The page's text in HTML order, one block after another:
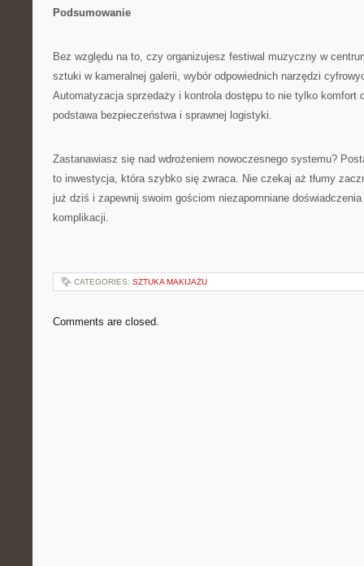
Podsumowanie
Bez względu na to, czy organizujesz festiwal muzyczny w
sztuki w kameralnej galerii, wybór odpowiednich narzędzi
Automatyzacja sprzedaży i kontrola dostępu to nie tylko komfort
podstawa bezpieczeństwa i sprawnej logistyki.
Zastanawiasz się nad wdrożeniem nowoczesnego systemu?
to inwestycja, która szybko się zwraca. Nie czekaj aż tłumy
już dziś i zapewnij swoim gościom niezapomniane
komplikacji.
CATEGORIES: SZTUKA MAKIJAŻU
Comments are closed.